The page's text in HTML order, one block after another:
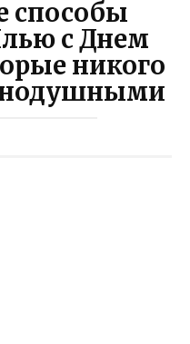
способы
с Днем
никого